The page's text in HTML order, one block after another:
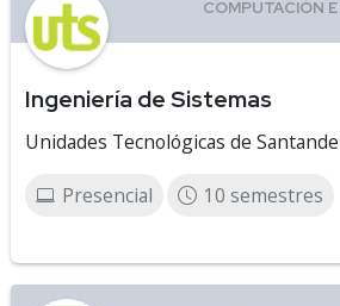
Ingeniería de Sistemas
Unidades Tecnológicas de
Presencial 10 semestres